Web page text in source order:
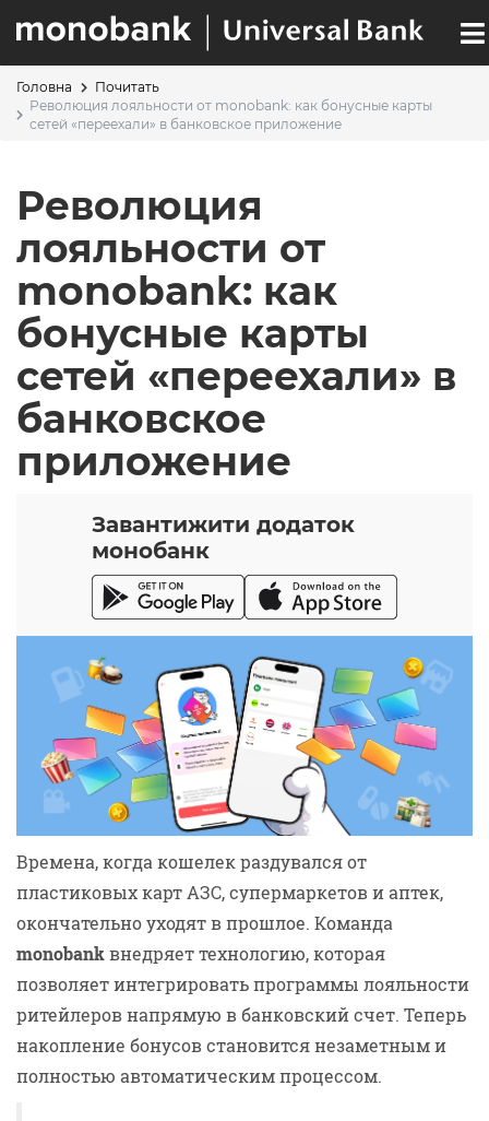
ОСНОВНАЯ
НАВИГАЦИЯ
СТРОКА
Головна
Почитать
Революция лояльности от monobank: как бонусные карты
сетей «переехали» в банковское приложение
Революция
лояльности от
monobank: как
бонусные карты
сетей «переехали» в
банковское
приложение
Завантижити додаток
монобанк
Времена, когда кошелек раздувался от
пластиковых карт АЗС, супермаркетов и аптек,
окончательно уходят в прошлое. Команда
monobankвнедряет технологию, которая
позволяет интегрировать программы лояльности
ритейлеров напрямую в банковский счет. Теперь
накопление бонусов становится незаметным и
полностью автоматическим процессом.